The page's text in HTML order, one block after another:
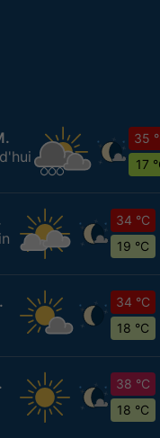
35
17
34 °C
19 °C
34 °C
18 °C
38 °C
18 °C